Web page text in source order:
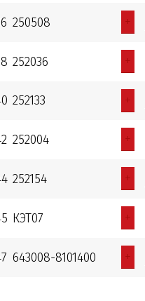
250508 +
252036 +
252133 +
252004 +
252154 +
КЭТ07 +
643008-8101400 +